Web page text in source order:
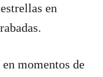
en
momentos de